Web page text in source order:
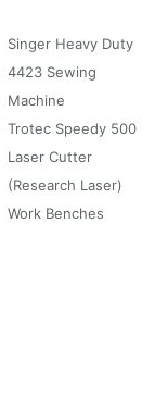
Singer Heavy Duty
4423 Sewing
Machine
Trotec Speedy 500
Laser Cutter
(Research Laser)
Work Benches